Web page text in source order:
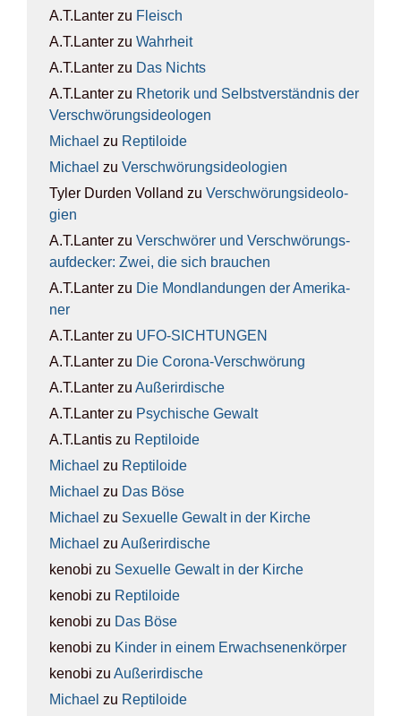
A.T.Lanter zu Fleisch
A.T.Lanter zu Wahr­heit
A.T.Lanter zu Das Nichts
A.T.Lanter zu Rhe­to­rik und Selbst­ver­ständ­nis der
Ver­schwö­rungs­ideo­lo­gen
Michael zu Rep­ti­lo­ide
Michael zu Ver­schwö­rungs­ideo­lo­gien
Tyler Durden Volland zu Ver­schwö­rungs­ideo­lo­
gien
A.T.Lanter zu Ver­schwö­rer und Ver­schwö­rungs­
auf­de­cker: Zwei, die sich brau­chen
A.T.Lanter zu Die Mond­lan­dun­gen der Ame­ri­ka­
ner
A.T.Lanter zu UFO-SICH­TUN­GEN
A.T.Lanter zu Die Coro­na-Ver­schwö­rung
A.T.Lanter zu Außer­ir­di­sche
A.T.Lanter zu Psy­chi­sche Gewalt
A.T.Lantis zu Rep­ti­lo­ide
Michael zu Rep­ti­lo­ide
Michael zu Das Böse
Michael zu Sexu­el­le Gewalt in der Kir­che
Michael zu Außer­ir­di­sche
kenobi zu Sexu­el­le Gewalt in der Kir­che
kenobi zu Rep­ti­lo­ide
kenobi zu Das Böse
kenobi zu Kin­der in einem Erwach­se­nen­kör­per
kenobi zu Außer­ir­di­sche
Michael zu Rep­ti­lo­ide